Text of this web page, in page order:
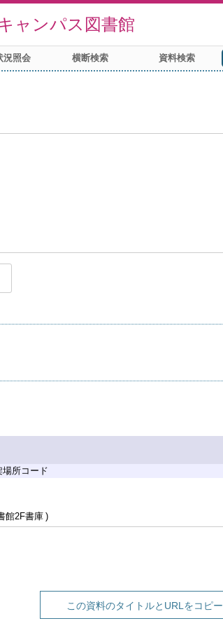
ャンパス図書館
況照会 横断検索 資料検索
所コード
館2F書庫
この資料のタイトルとURLをコピー